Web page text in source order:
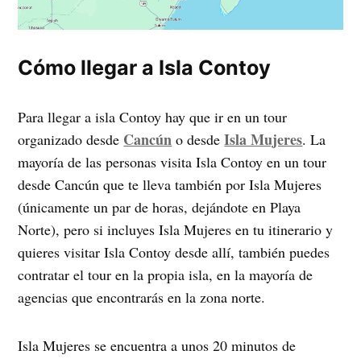
Cómo llegar a Isla Contoy
Para llegar a isla Contoy hay que ir en un tour
organizado desde Cancún o desdeIsla Mujeres. La
mayoría de las personas visita Isla Contoy en un tour
desde Cancún que te lleva también por Isla Mujeres
(únicamente un par de horas, dejándote en Playa
Norte), pero si incluyes Isla Mujeres en tu itinerario y
quieres visitar Isla Contoy desde allí, también puedes
contratar el tour en la propia isla, en la mayoría de
agencias que encontrarás en la zona norte.
Isla Mujeres se encuentra a unos 20 minutos de